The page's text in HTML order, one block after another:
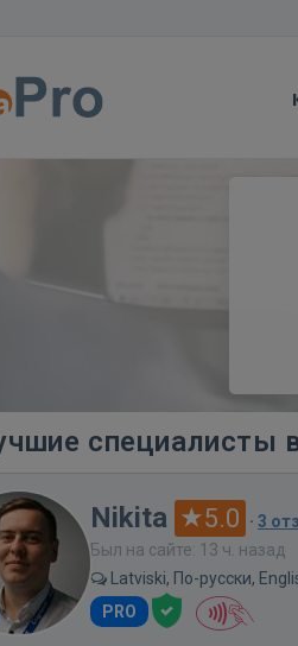
специалисты
Nikita 5.0 · 3
Был на сайте: 13 ч. назад
Latviski, По-русски,
PRO